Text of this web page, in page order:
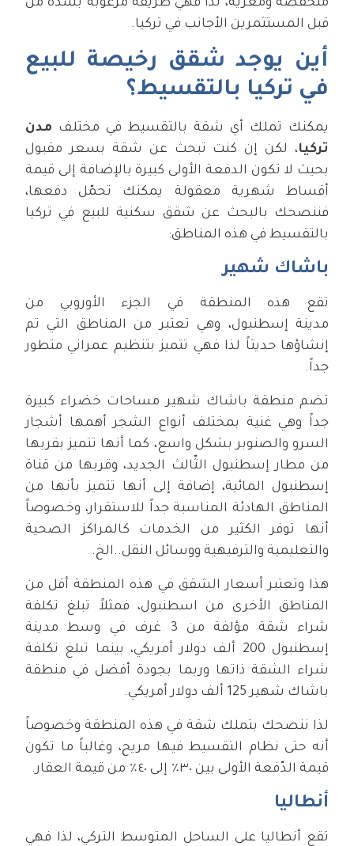
منخفضة ومغرية، لذا فهي طريقة مرغوبة بشدة من
قبل المستثمرين الأجانب في تركيا.
أين يوجد شقق رخيصة للبيع
في تركيا بالتقسيط؟
يمكنك تملك أي شقة بالتقسيط في مختلف مدن
تركيا، لكن إن كنت تبحث عن شقة بسعر مقبول
بحيث لا تكون الدفعة الأولى كبيرة بالإضافة إلى قيمة
أقساط شهرية معقولة يمكنك تحمّل دفعها،
فننصحك بالبحث عن شقق سكنية للبيع في تركيا
بالتقسيط في هذه المناطق:
باشاك شهير
تقع هذه المنطقة في الجزء الأوروبي من
مدينة إسطنبول، وهي تعتبر من المناطق التي تم
إنشاؤها حديثاً لذا فهي تتميز بتنظيم عمراني متطور
جداً.
تضم منطقة باشاك شهير مساحات خضراء كبيرة
جداً وهي غنية بمختلف أنواع الشجر أهمها أشجار
السرو والصنوبر بشكل واسع، كما أنها تتميز بقربها
من مطار إسطنبول الثّالث الجديد، وقربها من قناة
إسطنبول المائية، إضافة إلى أنها تتميز بأنها من
المناطق الهادئة المناسبة جداً للاستقرار، وخصوصاً
أنها توفر الكثير من الخدمات كالمراكز الصحية
والتعليمية والترفيهية ووسائل النقل..الخ.
هذا وتعتبر أسعار الشقق في هذه المنطقة أقل من
المناطق الأخرى من اسطنبول، فمثلاً تبلغ تكلفة
شراء شقة مؤلفة من 3 غرف في وسط مدينة
إسطنبول 200 ألف دولار أمريكي، بينما تبلغ تكلفة
شراء الشقة ذاتها وربما بجودة أفضل في منطقة
باشاك شهير 125 ألف دولار أمريكي.
لذا ننصحك بتملك شقة في هذه المنطقة وخصوصاً
أنه حتى نظام التقسيط فيها مريح، وغالباً ما تكون
قيمة الدّفعة الأولى بين ٣٠٪ إلى ٤٠٪ من قيمة العقار.
أنطاليا
تقع أنطاليا على الساحل المتوسط التركي، لذا فهي